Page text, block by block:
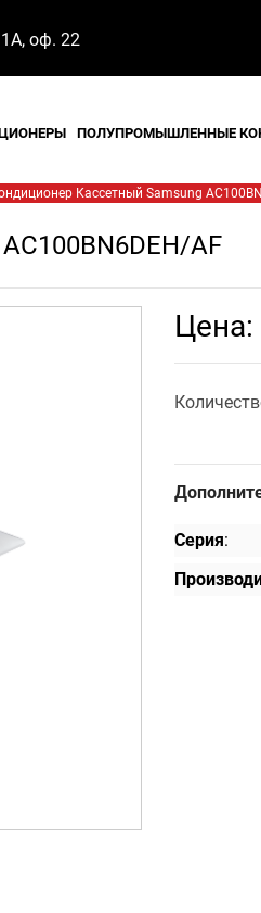
оф. 22
ПОЛУПРОМЫШЛЕННЫЕ
Кассетный Samsung
AF
Цена:
Серия: